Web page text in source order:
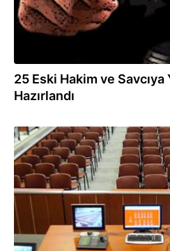
25 Eski Hakim ve
Hazırlandı
07.04.2017